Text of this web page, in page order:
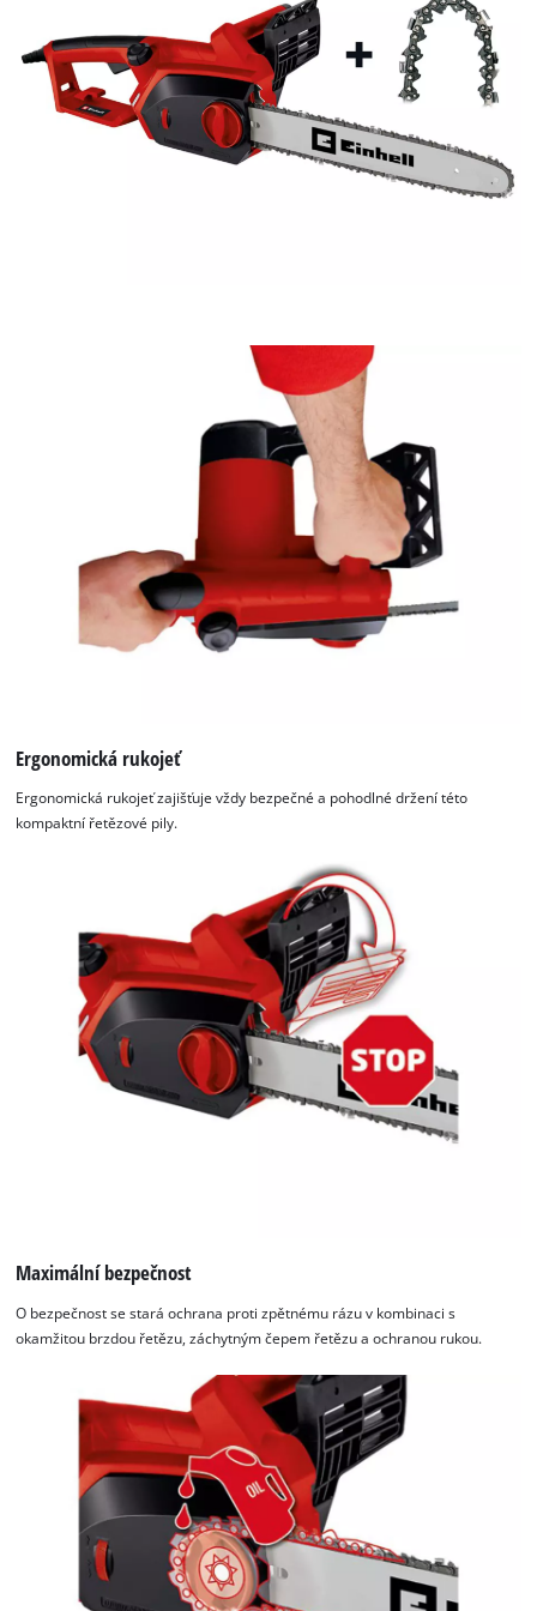
Ergonomická rukojeť
Ergonomická rukojeť zajišťuje vždy bezpečné a pohodlné držení této
kompaktní řetězové pily.
Maximální bezpečnost
O bezpečnost se stará ochrana proti zpětnému rázu v kombinaci s
okamžitou brzdou řetězu, záchytným čepem řetězu a ochranou rukou.